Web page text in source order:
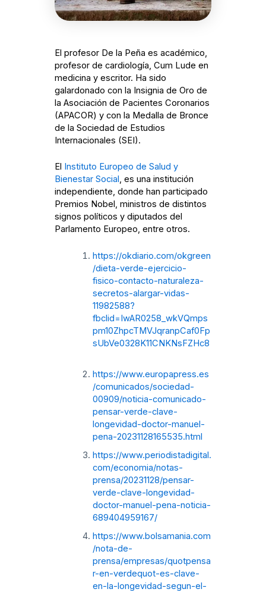
El profesor De la Peña es académico,
profesor de cardiología, Cum Lude en
medicina y escritor. Ha sido
galardonado con la Insignia de Oro de
la Asociación de Pacientes Coronarios
(APACOR) y con la Medalla de Bronce
de la Sociedad de Estudios
Internacionales (SEI).
El
Instituto Europeo de Salud y
Bienestar Social , es una institución
independiente, donde han participado
Premios Nobel, ministros de distintos
signos políticos y diputados del
Parlamento Europeo, entre otros.
https://okdiario.com/okgreen
/dieta-verde-ejercicio-
fisico-contacto-naturaleza-
secretos-alargar-vidas-
11982588?
fbclid=IwAR0258_wkVQmps
pm10ZhpcTMVJqranpCaf0Fp
sUbVe0328K11CNKNsFZHc8
https://www.europapress.es
/comunicados/sociedad-
00909/noticia-comunicado-
pensar-verde-clave-
longevidad-doctor-manuel-
pena-20231128165535.html
https://www.periodistadigital.
com/economia/notas-
prensa/20231128/pensar-
verde-clave-longevidad-
doctor-manuel-pena-noticia-
689404959167/
https://www.bolsamania.com
/nota-de-
prensa/empresas/quotpensa
r-en-verdequot-es-clave-
en-la-longevidad-segun-el-